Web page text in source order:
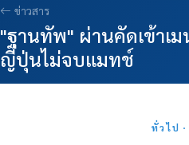
ข่าวสาร
"ฐานทัพ" ผ่านคัดเข้าเ
ญี่ปุ่นไม่จบแมทช์
ทั่วไป